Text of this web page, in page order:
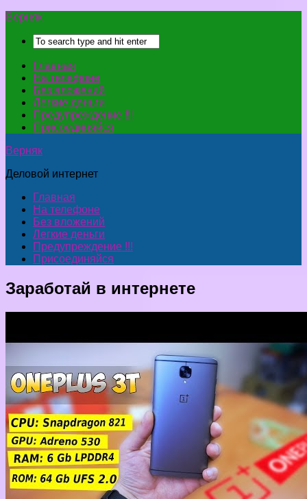
Верняк
Главная
На телефоне
Без вложений
Легкие деньги
Предупреждение !!!
Присоединяйся
Верняк
Деловой интернет
Главная
На телефоне
Без вложений
Легкие деньги
Предупреждение !!!
Присоединяйся
Заработай в интернетe